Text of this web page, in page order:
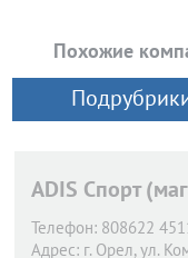
Похожие
ADIS Спорт
Телефон: 808622
Адрес: г. Орел, ул.